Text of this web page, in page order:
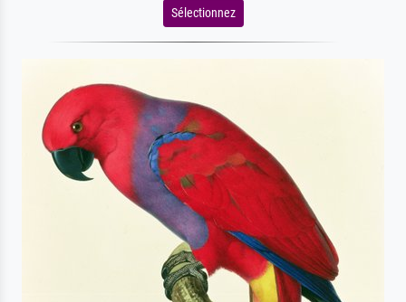
Sélectionnez